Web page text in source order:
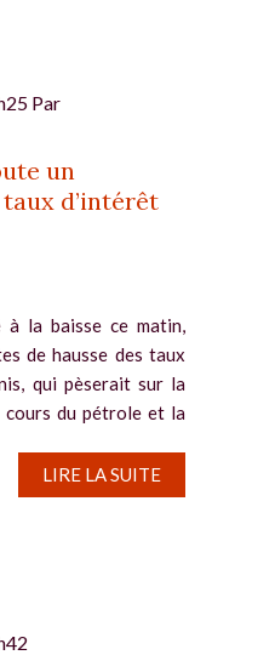
Par
un
d’intérêt
la baisse ce matin,
de hausse des taux
qui pèserait sur la
cours du pétrole et la
LIRE LA SUITE